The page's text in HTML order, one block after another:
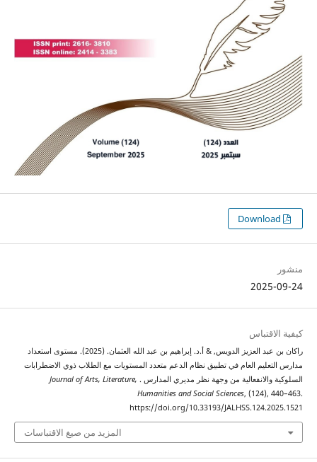
راكان بن عبد العزيز الدويس, & أ.د. إبراهيم بن عبد الله العثمان. (2025). مستوى استعداد
العام في تطبيق نظام الدعم متعدد المستويات مع الطلاب ذوي الاضطرابات
والانفعالية من وجهة نظر مديري المدارس . Journal of Arts, Literature,
Humanities and Social Sciences, (124),
https://doi.org/10.33193/
المزيد من صيغ الاقتباسات